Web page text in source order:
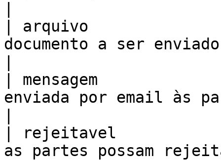
| arquivo              |
documento a ser enviado
| mensagem
enviada por email às
| rejeitavel           |
as partes possam